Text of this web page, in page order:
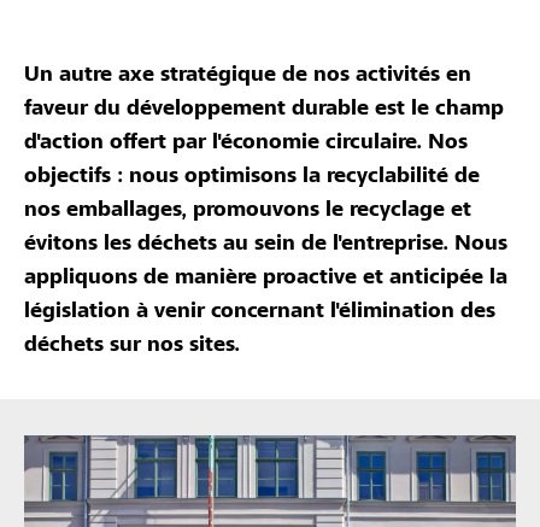
Un autre axe stratégique de nos activités en
faveur du développement durable est le champ
d'action offert par l'économie circulaire. Nos
objectifs : nous optimisons la recyclabilité de
nos emballages, promouvons le recyclage et
évitons les déchets au sein de l'entreprise. Nous
appliquons de manière proactive et anticipée la
législation à venir concernant l'élimination des
déchets sur nos sites.